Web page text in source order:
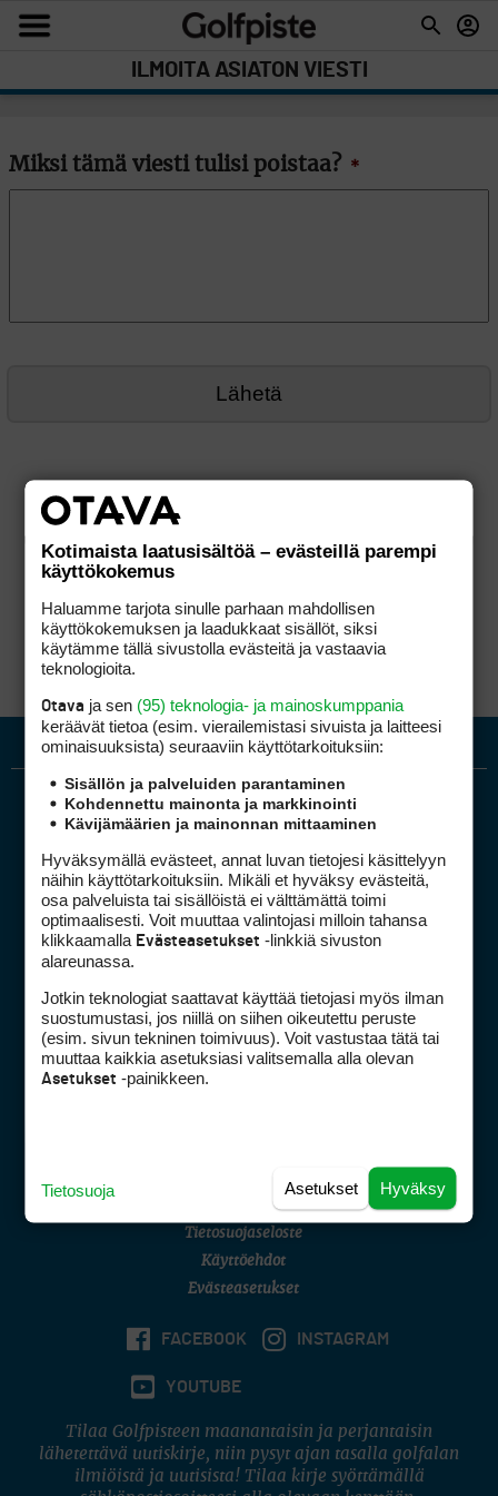
ILMOITA ASIATON VIESTI
Miksi tämä viesti tulisi poistaa? *
Golfpiste mediakortti
Golfpisteen yhteystiedot
DSA avoimuusraportti
Asiakaspalvelu
(digi) digi@otavamedia.fi
Tietosuojaseloste
Käyttöehdot
Evästeasetukset
FACEBOOK INSTAGRAM
YOUTUBE
Tilaa Golfpisteen maanantaisin ja perjantaisin
lähetettävä uutiskirje, niin pysyt ajan tasalla golfalan
ilmiöistä ja uutisista! Tilaa kirje syöttämällä
Kotimaista laatusisältöä – evästeillä parempi
käyttökokemus
Haluamme tarjota sinulle parhaan mahdollisen
käyttökokemuksen ja laadukkaat sisällöt, siksi
käytämme tällä sivustolla evästeitä ja vastaavia
teknologioita.
Otava ja sen (95) teknologia- ja mainoskumppania
keräävät tietoa (esim. vierailemis­tasi sivuista ja laitteesi
ominaisuuk­sista) seuraaviin käyttötarkoituksiin:
Sisällön ja palveluiden parantaminen
Kohdennettu mainonta ja markkinointi
Kävijämäärien ja mainonnan mittaaminen
Hyväksymällä evästeet, annat luvan tietojesi käsittelyyn
näihin käyttötarkoituksiin. Mikäli et hyväksy evästeitä,
osa palveluista tai sisällöistä ei välttämättä toimi
optimaalisesti. Voit muuttaa valintojasi milloin tahansa
klikkaamalla Evästeasetukset -linkkiä sivuston
alareunassa.
Jotkin teknologiat saattavat käyttää tietojasi myös ilman
suostumustasi, jos niillä on siihen oikeutettu peruste
(esim. sivun tekninen toimivuus). Voit vastustaa tätä tai
muuttaa kaikkia asetuksiasi valitsemalla alla olevan
Asetukset -painikkeen.
Hyväksy
Asetukset
Tietosuoja